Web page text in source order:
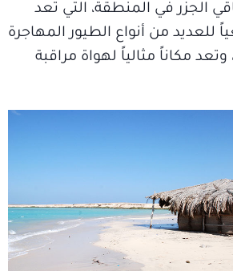
الجزر في المنطقة، التي تُعد
للعديد من أنواع الطيور المهاجرة
مكاناً مثالياً لهواة مراقبة